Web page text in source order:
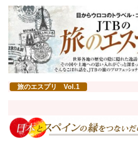
旅のエスプリ Vol.1